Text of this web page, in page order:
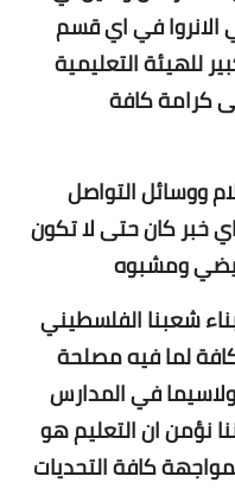
في اي قسم
للهيئة التعليمية
كرامة كافة
ووسائل التواصل
خبر كان حتى لا تكون
ومشبوه
شعبنا الفلسطيني
لما فيه مصلحة
في المدارس
نؤمن ان التعليم هو
كافة التحديات